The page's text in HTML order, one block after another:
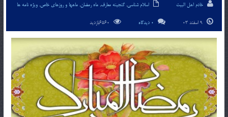
خادم اهل البیت اسلام شناسی, گنجینه معارف, ماه رمضان, ماهها و روزهای خاص, ویژه نامه ها
0 دیدگاه